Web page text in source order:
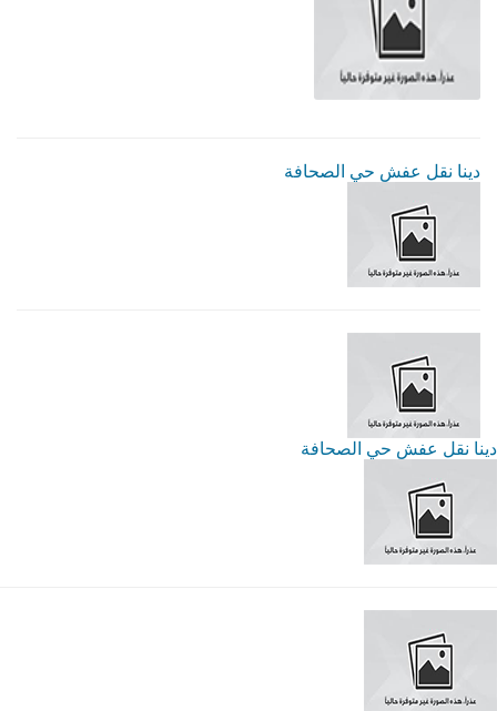
دينا نقل عفش حي الصحافة
دينا نقل عفش حي الصحافة